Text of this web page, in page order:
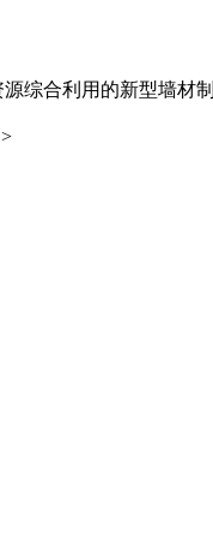
综合利用的新型墙材
>